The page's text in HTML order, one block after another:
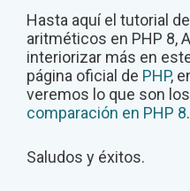
Hasta aquí el tutorial
aritméticos en PHP 8,
interiorizar más en
página oficial de PHP,
veremos lo que son los
comparación en PHP 8.
Saludos y éxitos.